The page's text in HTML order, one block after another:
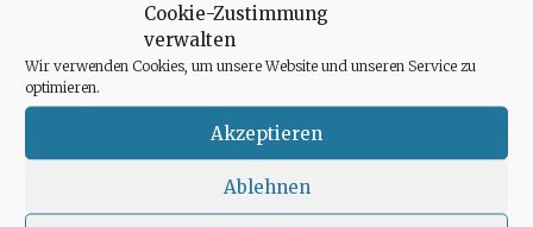
Cookie-Zustimmung
verwalten
Wir verwenden Cookies, um unsere Website und unseren Service zu
optimieren.
Akzeptieren
Ablehnen
Corona-walk
#ibiza #lockdown #freeagain
#instawalk #ibizanature #ibiza2020 #spain
#green #road #outside #santaagnea #nature
#enjoylife #ibizadiary, Santa Agnès de Corona